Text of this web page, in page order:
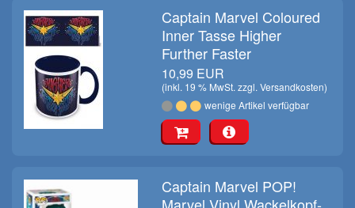
Captain Marvel Coloured
Inner Tasse Higher
Further Faster
10,99 EUR
(inkl. 19 % MwSt. zzgl.Versandkosten)
wenige Artikel verfügbar
Captain Marvel POP!